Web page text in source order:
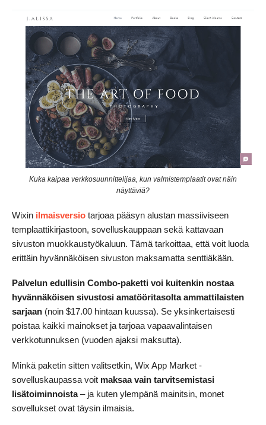
Kuka kaipaa verkkosuunnittelijaa, kun valmistemplaatit ovat näin
näyttäviä?
Wixin ilmaisversio tarjoaa pääsyn alustan massiiviseen
templaattikirjastoon, sovelluskauppaan sekä kattavaan
sivuston muokkaustyökaluun. Tämä tarkoittaa, että voit luoda
erittäin hyvännäköisen sivuston maksamatta senttiäkään.
Palvelun edullisin Combo-paketti voi kuitenkin nostaa
hyvännäköisen sivustosi amatööritasolta ammattilaisten
sarjaan (noin $17.00 hintaan kuussa). Se yksinkertaisesti
poistaa kaikki mainokset ja tarjoaa vapaavalintaisen
verkkotunnuksen (vuoden ajaksi maksutta).
Minkä paketin sitten valitsetkin, Wix App Market -
sovelluskaupassa voit maksaa vain tarvitsemistasi
lisätoiminnoista– ja kuten ylempänä mainitsin, monet
sovellukset ovat täysin ilmaisia.